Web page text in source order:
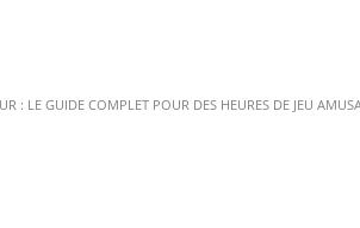
: LE GUIDE COMPLET POUR DES HEURES DE JEU